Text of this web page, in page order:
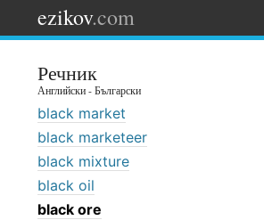
ezikov.com
Речник
Английски - Български
black market
black marketeer
black mixture
black oil
black ore